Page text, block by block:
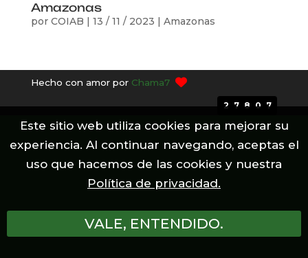
Amazonas
por COIAB 13 / 11 / 2023 Amazonas
Hecho con amor por Chama7
27807
Este sitio web utiliza cookies para mejorar su
experiencia. Al continuar navegando, aceptas el
uso que hacemos de las cookies y nuestra
Política de privacidad.
VALE, ENTENDIDO.